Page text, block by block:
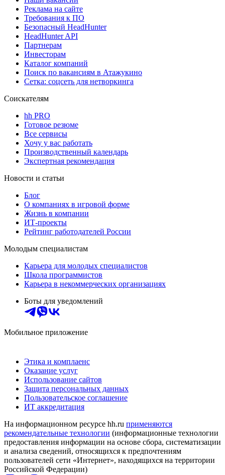
Реклама на сайте
Требования к ПО
Безопасный HeadHunter
HeadHunter API
Партнерам
Инвесторам
Каталог компаний
Поиск по вакансиям в Атажукино
Сетка: соцсеть для нетворкинга
Соискателям
hh PRO
Готовое резюме
Все сервисы
Хочу у вас работать
Производственный календарь
Экспертная рекомендация
Новости и статьи
Блог
О компаниях в игровой форме
Жизнь в компании
ИТ-проекты
Рейтинг работодателей России
Молодым специалистам
Карьера для молодых специалистов
Школа программистов
Карьера в некоммерческих организациях
Боты для уведомлений
Мобильное приложение
Этика и комплаенс
Оказание услуг
Использование сайтов
Защита персональных данных
Пользовательское соглашение
ИТ аккредитация
На информационном ресурсе hh.ru применяются
рекомендательные технологии (информационные технологии
предоставления информации на основе сбора, систематизации
и анализа сведений, относящихся к предпочтениям
пользователей сети «Интернет», находящихся на территории
Российской Федерации)